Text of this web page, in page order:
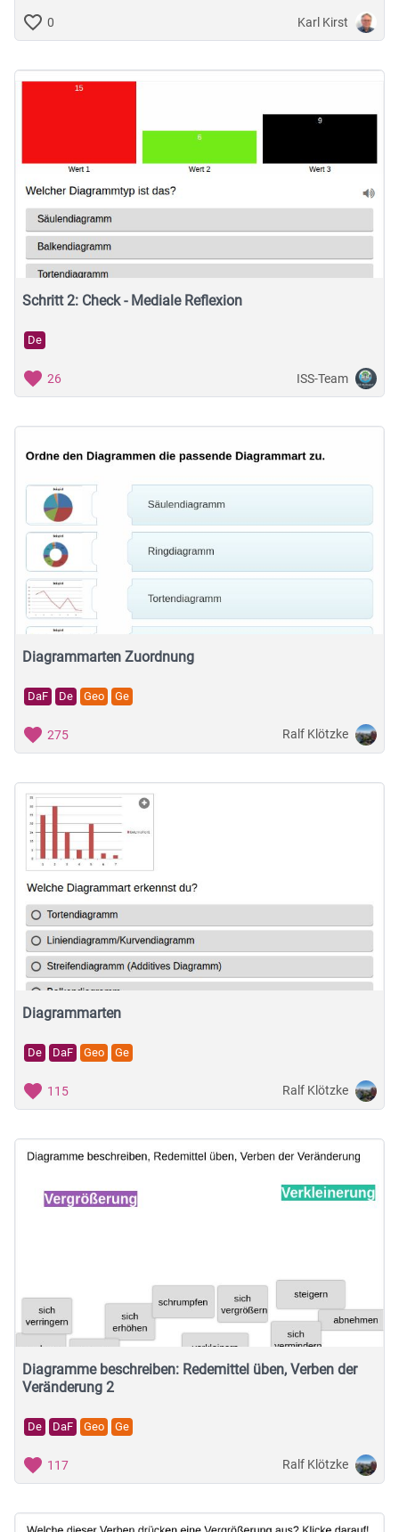
0 Karl Kirst
Schritt 2: Check - Mediale Reflexion
De
26 ISS-Team
Diagrammarten Zuordnung
DaF De Geo Ge
275 Ralf Klötzke
Diagrammarten
De DaF Geo Ge
115 Ralf Klötzke
Diagramme beschreiben: Redemittel üben, Verben der
Veränderung 2
De DaF Geo Ge
117 Ralf Klötzke